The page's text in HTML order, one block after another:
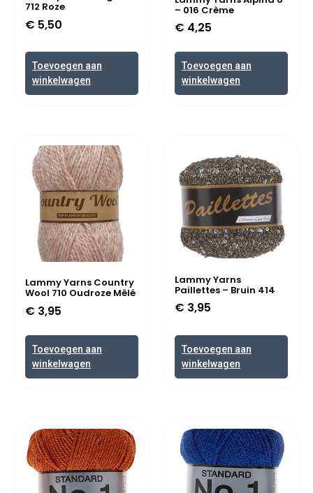
712 Roze
€ 5,50
Toevoegen aan
winkelwagen
– 016 Crème
€ 4,25
Toevoegen aan
winkelwagen
Lammy Yarns Country
Wool 710 Oudroze Mêlé
€ 3,95
Toevoegen aan
winkelwagen
Lammy Yarns
Paillettes – Bruin 414
€ 3,95
Toevoegen aan
winkelwagen